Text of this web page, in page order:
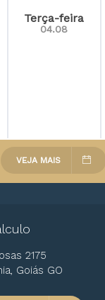
Terça-feira
04.08
VEJA MAIS
2175
Goiás GO